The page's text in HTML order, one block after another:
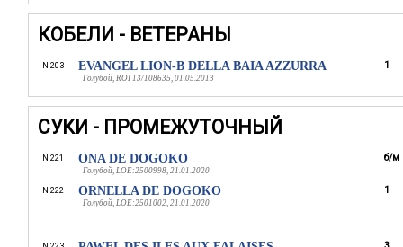
КОБЕЛИ - ВЕТЕРАНЫ
N 203 EVANGEL LION-B DELLA BAIA AZZURRA
Голубой, ROI 13/108635, 01.05.2013
1
СУКИ - ПРОМЕЖУТОЧНЫЙ
N 221 ONA DE DOGOKO
Голубой, LOE:2500998, 21.01.2020
б/м
N 222 ORNELLA DE DOGOKO
Голубой, LOE:2501002, 21.01.2020
1